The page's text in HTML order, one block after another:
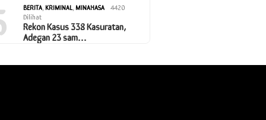
BERITA,KRIMINAL,MINAHASA
4420
Dilihat
Rekon Kasus 338 Kasuratan,
Adegan 23 sam…